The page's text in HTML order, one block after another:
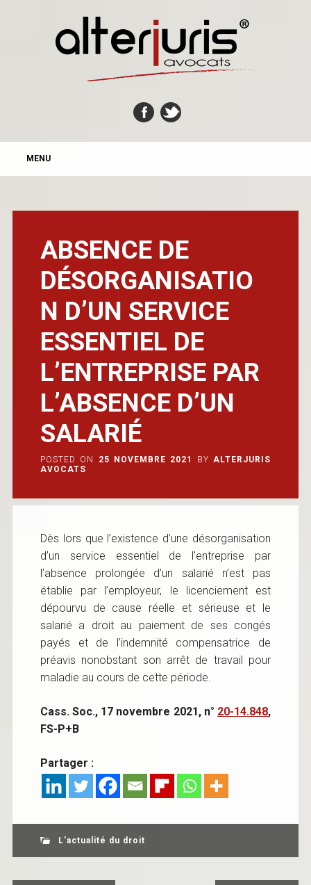
MAIN MENU
MENU
ABSENCE DE
DÉSORGANISATIO
N D’UN SERVICE
ESSENTIEL DE
L’ENTREPRISE PAR
L’ABSENCE D’UN
SALARIÉ
POSTED ON 25 NOVEMBRE 2021 BY ALTERJURIS
AVOCATS
Dès lors que l’existence d’une désorganisation
d’un service essentiel de l’entreprise par
l’absence prolongée d’un salarié n’est pas
établie par l’employeur, le licenciement est
dépourvu de cause réelle et sérieuse et le
salarié a droit au paiement de ses congés
payés et de l’indemnité compensatrice de
préavis nonobstant son arrêt de travail pour
maladie au cours de cette période.
Cass. Soc., 17 novembre 2021, n° 20-14.848,
FS-P+B
Partager :
L'actualité du droit